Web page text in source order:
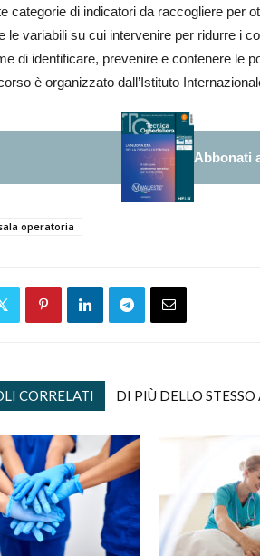
categorie di indicatori da raccogliere per
le variabili su cui intervenire per ridurre i
di identificare, prevenire e contenere le
è organizzato dall’Istituto
Abbonati
operatoria
CORRELATI DI PIÙ DELLO STESSO